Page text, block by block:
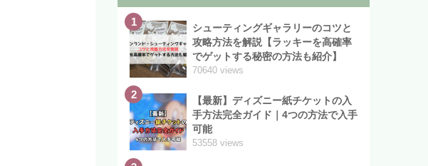
の商品
1
シューティングギャラリーのコツと
攻略方法を解説【ラッキーを高確率
でゲットする秘密の方法も紹介】
70640 views
2
【最新】ディズニー紙チケットの入
手方法完全ガイド｜4つの方法で入手
可能
53558 views